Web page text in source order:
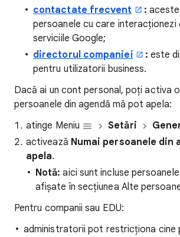
contactate frecvent
:
persoanele cu care interacționezi
serviciile Google;
directorul companiei
: este
pentru utilizatorii business.
Dacă ai un cont personal, poți activa
persoanele din agendă mă pot apela:
atinge Meniu
Setări
activează Numai persoanele din
apela.
Notă: aici sunt incluse
afișate în secțiunea Alte
Pentru companii sau EDU:
administratorii pot restricționa cine